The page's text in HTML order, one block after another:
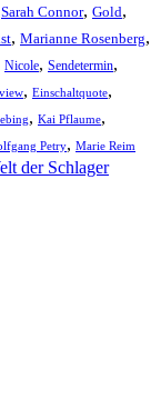
Sarah Connor, Gold,
, Marianne Rosenberg,
Nicole, Sendetermin,
, Einschaltquote,
, Kai Pflaume,
Petry, Marie Reim